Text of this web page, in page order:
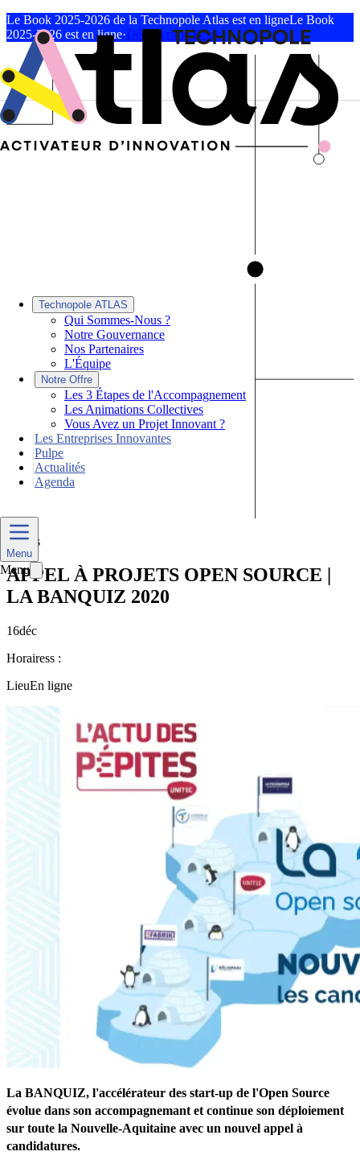
Le Book 2025-2026 de la Technopole Atlas est en ligneLe Book
2025-2026 est en ligne·Découvrir le Book
Technopole ATLAS
Qui Sommes-Nous ?
Notre Gouvernance
Nos Partenaires
L'Équipe
|
Notre Offre
Les 3 Étapes de l'Accompagnement
Les Animations Collectives
Vous Avez un Projet Innovant ?
|Les Entreprises Innovantes
|Pulpe
|Actualités
|Agenda
Menu
Menu
Divers
APPEL À PROJETS OPEN SOURCE |
LA BANQUIZ 2020
16déc
Horairess :
LieuEn ligne
La BANQUIZ, l'accélérateur des start-up de l'Open Source
évolue dans son accompagnemant et continue son déploiement
sur toute la Nouvelle-Aquitaine avec un nouvel appel à
candidatures.